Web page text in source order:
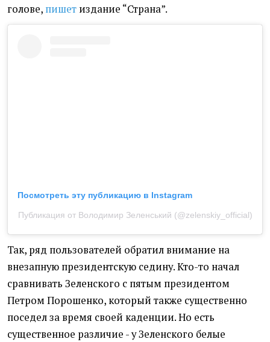
голове, пишет издание “Страна”.
Посмотреть эту публикацию в Instagram
Публикация от Володимир Зеленський (@zelenskiy_official)
Так, ряд пользователей обратил внимание на
внезапную президентскую седину. Кто-то начал
сравнивать Зеленского с пятым президентом
Петром Порошенко, который также существенно
поседел за время своей каденции. Но есть
существенное различие - у Зеленского белые